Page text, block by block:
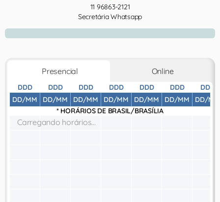
11 96863-2121
Secretária Whatsapp
Presencial Online
DDD
DD/MM
DDD
DD/MM
DDD
DD/MM
DDD
DD/MM
DDD
DD/MM
DDD
DD/MM
DDD
DD/MM
* HORÁRIOS DE BRASIL/BRASÍLIA
Carregando horários...